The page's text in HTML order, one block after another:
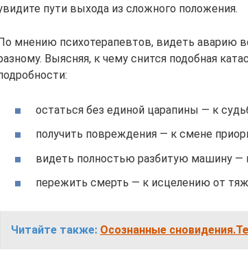
пути выхода из сложного положения.
мнению психотерапевтов, видеть аварию
Выясняя, к чему снится подобная
остаться без единой царапины — к
получить повреждения — к смене
видеть полностью разбитую машину —
пережить смерть — к исцелению от
Читайте также: Осознанные